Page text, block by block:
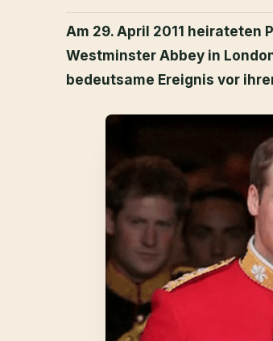
Am 29. April 2011 heirateten
Westminster Abbey in
bedeutsame Ereignis vor